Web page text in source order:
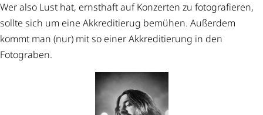
Wer also Lust hat, ernsthaft auf Konzerten zu fotografieren,
sollte sich um eine Akkreditierug bemühen. Außerdem
kommt man (nur) mit so einer Akkreditierung in den
Fotograben.